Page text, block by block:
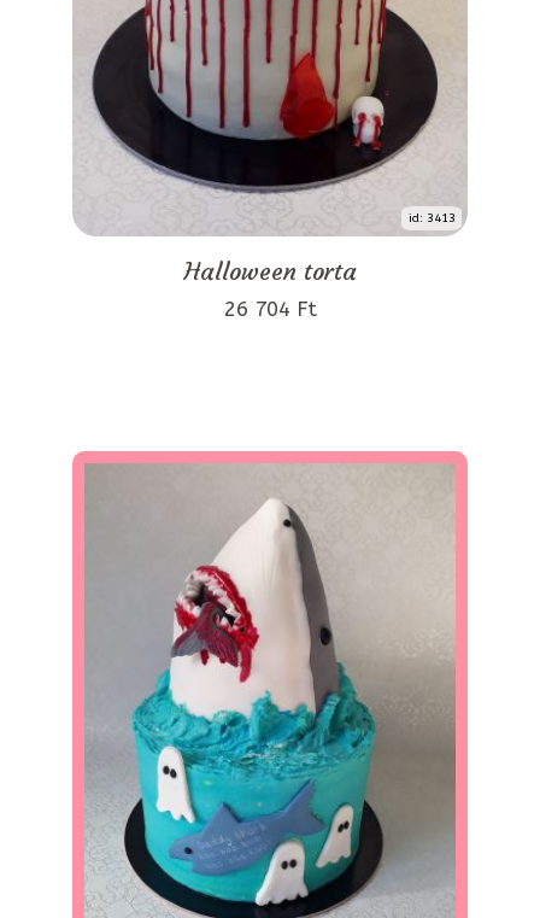
id: 3413
Halloween torta
26 704 Ft